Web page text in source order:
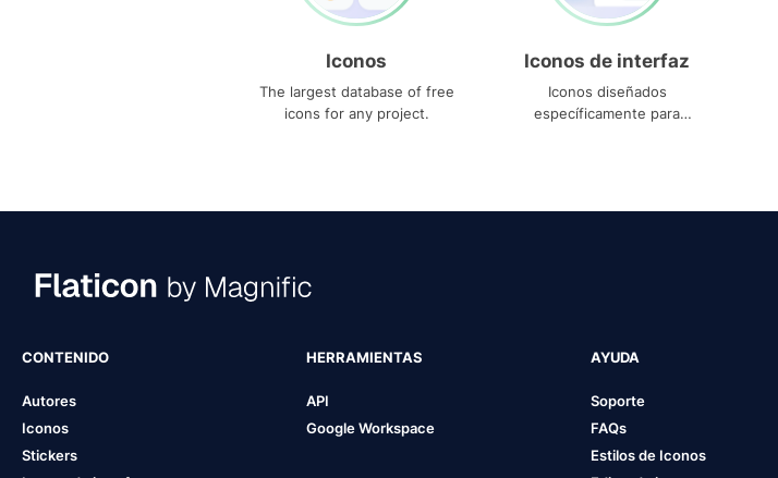
Iconos
The largest database of free
icons for any project.
Iconos de interfaz
Iconos diseñados
específicamente para
CONTENIDO
Autores
Iconos
Stickers
HERRAMIENTAS
API
Google Workspace
AYUDA
Soporte
FAQs
Estilos de Iconos